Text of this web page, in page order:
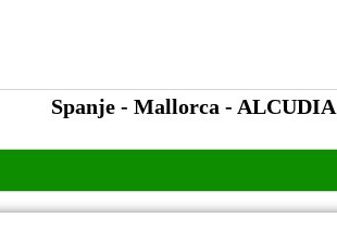
Spanje - Mallorca - ALCUDIA